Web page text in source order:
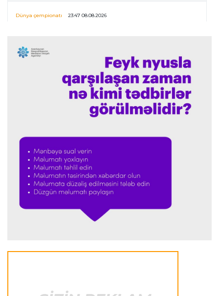
Dünya çempionatı 23:47 08.08.2026
Donald Trampın oğlu Enes Kanterin WNBA
planını dəstəklədi
“Ferrari”nin məni necə təhlil etdiyini görəndə
şoka düşdüm”
Formula-1 23:18 08.08.2026
“Ferrari”nin sabiq mühəndisi Həmiltonu
Şumaxerlə müqayisə etdi